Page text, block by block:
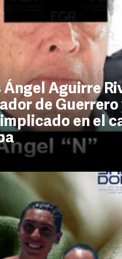
Ángel Aguirre
de Guerrero
en el